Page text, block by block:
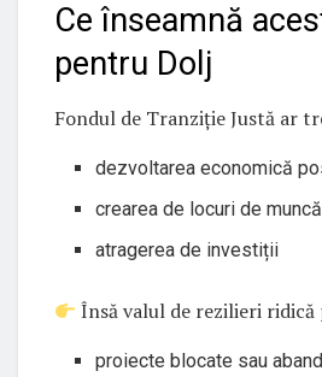
Ce înseamnă
pentru Dolj
Fondul de Tranziție Justă ar
dezvoltarea economică
crearea de locuri de muncă
atragerea de investiții
Însă valul de rezilieri ridică
proiecte blocate sau